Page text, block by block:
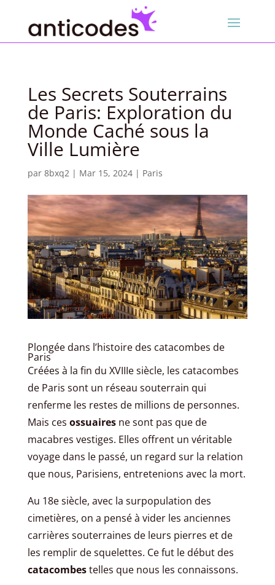
Les Secrets Souterrains
de Paris: Exploration du
Monde Caché sous la
Ville Lumière
par 8bxq2| Mar 15, 2024| Paris
Plongée dans l’histoire des catacombes de
Paris
Créées à la fin du XVIIIe siècle, les catacombes
de Paris sont un réseau souterrain qui
renferme les restes de millions de personnes.
Mais ces ossuairesne sont pas que de
macabres vestiges. Elles offrent un véritable
voyage dans le passé, un regard sur la relation
que nous, Parisiens, entretenions avec la mort.
Au 18e siècle, avec la surpopulation des
cimetières, on a pensé à vider les anciennes
carrières souterraines de leurs pierres et de
les remplir de squelettes. Ce fut le début des
catacombestelles que nous les connaissons.